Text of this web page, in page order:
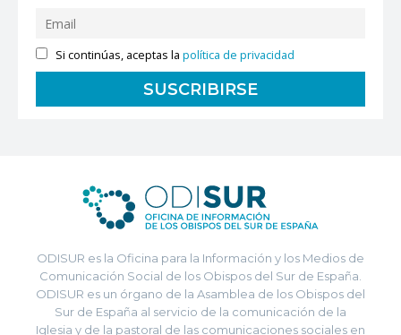
Si continúas, aceptas lapolítica de privacidad
ODISUR es la Oficina para la Información y los Medios de
Comunicación Social de los Obispos del Sur de España.
ODISUR es un órgano de la Asamblea de los Obispos del
Sur de España al servicio de la comunicación de la
Iglesia y de la pastoral de las comunicaciones sociales en